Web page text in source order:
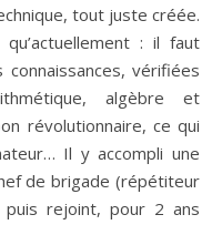
tout juste créée.
: il faut
vérifiées
algèbre et
révolutionnaire, ce qui
Il y accompli une
de brigade (répétiteur
puis rejoint, pour 2 ans